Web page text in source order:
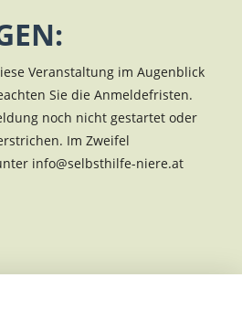
Veranstaltung im Augenblick
Sie die Anmeldefristen.
noch nicht gestartet oder
Im Zweifel
info@selbsthilfe-niere.at